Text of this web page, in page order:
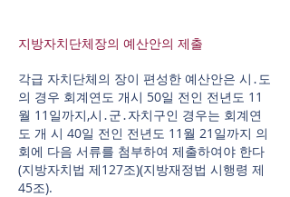
지방자치단체장의 예산안의 제출
각급 자치단체의 장이 편성한 예산안은 시․도
의 경우 회계연도 개시 50일 전인 전년도 11
월 11일까지,시․군․자치구인 경우는 회계연
도 개 시 40일 전인 전년도 11월 21일까지 의
회에 다음 서류를 첨부하여 제출하여야 한다
(지방자치법 제127조)(지방재정법 시행령 제
45조).